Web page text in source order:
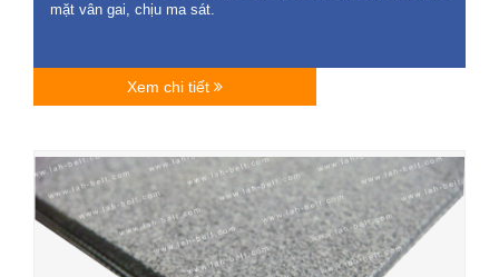
mặt vân gai, chịu ma sát.
Xem chi tiết